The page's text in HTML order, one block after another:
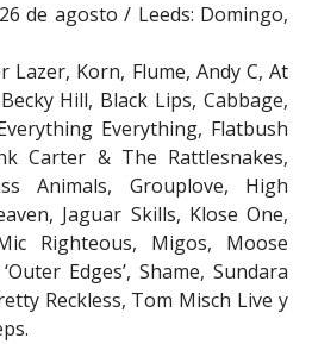
de agosto / Leeds: Domingo,
Lazer, Korn, Flume, Andy C, At
Hill, Black Lips, Cabbage,
Everything, Flatbush
Carter & The Rattlesnakes,
Animals, Grouplove, High
Jaguar Skills, Klose One,
Righteous, Migos, Moose
Edges’, Shame, Sundara
Reckless, Tom Misch Live y